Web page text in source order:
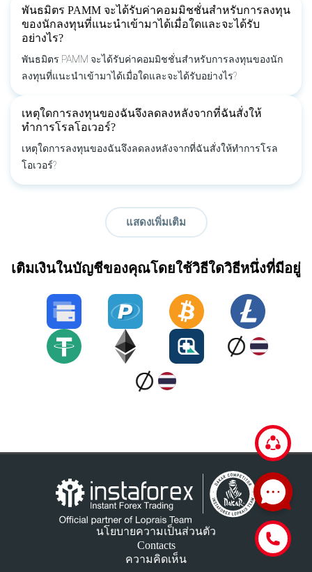
พันธมิตร PAMM จะได้รับค่าคอมมิชชั่นสำหรับการลงทุน
ของนักลงทุนที่แนะนำเข้ามาได้เมื่อใดและจะได้รับ
อย่างไร?
พันธมิตร PAMM จะได้รับค่าคอมมิชชั่นสำหรับการลงทุนของนัก
ลงทุนที่แนะนำเข้ามาได้เมื่อใดและจะได้รับอย่างไร?
เหตุใดการลงทุนของฉันจึงลดลงหลังจากที่ฉันสั่งให้
ทำการโรลโอเวอร์?
เหตุใดการลงทุนของฉันจึงลดลงหลังจากที่ฉันสั่งให้ทำการโรล
โอเวอร์?
แสดงเพิ่มเติม
เติมเงินในบัญชีของคุณโดยใช้วิธีใดวิธีหนึ่งที่มีอยู่
นโยบายความเป็นส่วนตัว
Contacts
ความคิดเห็น